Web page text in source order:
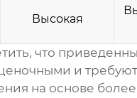
Высокая
что
и
на основе